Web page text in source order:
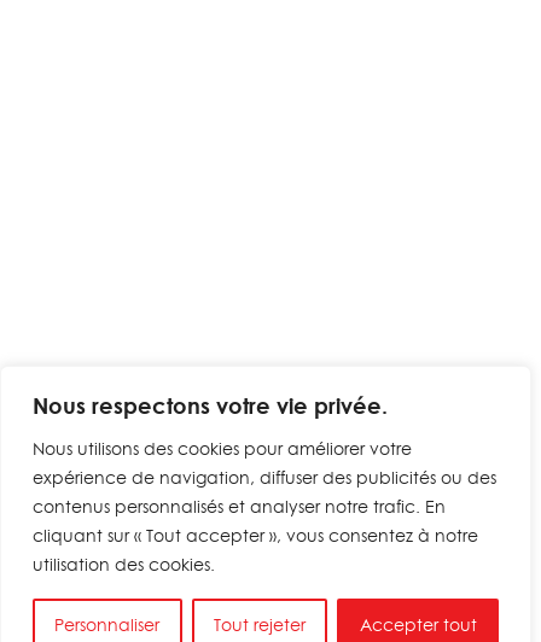
Nous respectons votre vie privée.
Nous utilisons des cookies pour améliorer votre
expérience de navigation, diffuser des publicités ou des
contenus personnalisés et analyser notre trafic. En
cliquant sur « Tout accepter », vous consentez à notre
utilisation des cookies.
Personnaliser Tout rejeter Accepter tout